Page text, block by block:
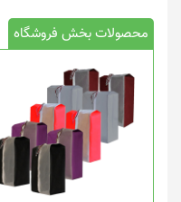
محصولات بخش فروشگاه